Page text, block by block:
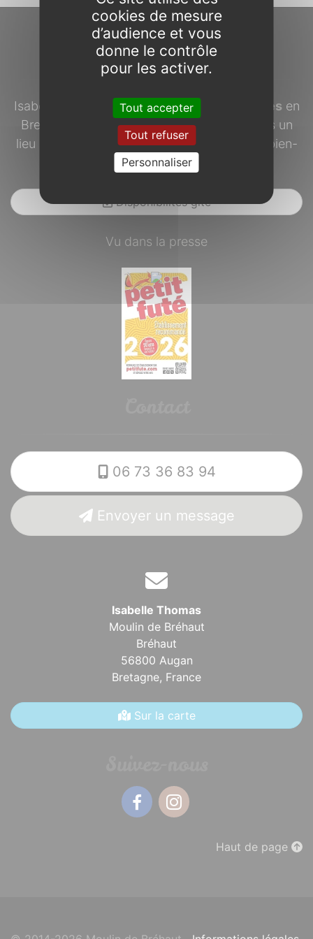
À propos...
Isabelle propose deshébergements insolites en
Bretagne, sur les collines d’Augan (56), dans un
lieu d’exception où dépaysement rime avec bien-
être.
Disponibilités gîte
Vu dans la presse
06 73 36 83 94
Envoyer un message
Isabelle Thomas
Moulin de Bréhaut
Bréhaut
56800 Augan
Bretagne, France
Sur la carte
Haut de page
cookies de mesure
d’audience et vous
donne le contrôle
pour les activer.
Tout accepter
Tout refuser
Personnaliser